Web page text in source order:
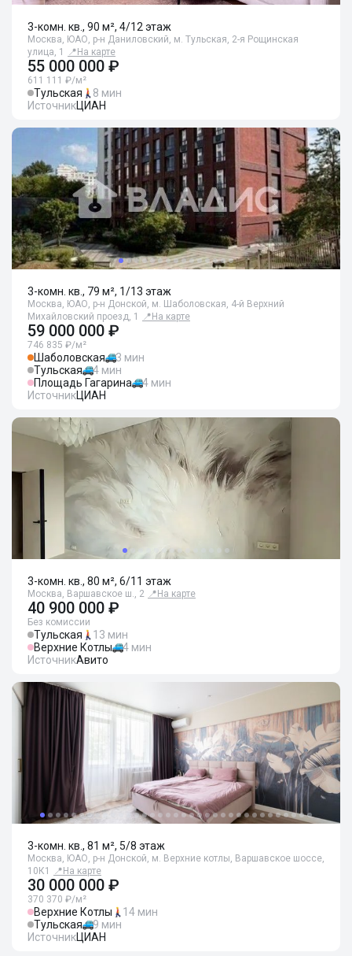
3-комн. кв., 90 м², 4/12 этаж
Москва, ЮАО, р-н Даниловский, м. Тульская, 2-я Рощинская
улица, 1
📍 На карте
55 000 000 ₽
611 111 ₽/м²
Тульская
8 мин
ИсточникЦИАН
3-комн. кв., 79 м², 1/13 этаж
Москва, ЮАО, р-н Донской, м. Шаболовская, 4-й Верхний
Михайловский проезд, 1
📍 На карте
59 000 000 ₽
746 835 ₽/м²
Шаболовская
3 мин
Тульская
4 мин
Площадь Гагарина
4 мин
ИсточникЦИАН
3-комн. кв., 80 м², 6/11 этаж
Москва, Варшавское ш., 2 📍 На карте
40 900 000 ₽
Без комиссии
Тульская
13 мин
Верхние Котлы
4 мин
ИсточникАвито
3-комн. кв., 81 м², 5/8 этаж
Москва, ЮАО, р-н Донской, м. Верхние котлы, Варшавское шоссе,
10К1
📍 На карте
30 000 000 ₽
370 370 ₽/м²
Верхние Котлы
14 мин
Тульская
9 мин
ИсточникЦИАН